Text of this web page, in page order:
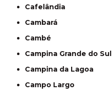
Cafelândia
Cambará
Cambé
Campina Grande do Sul
Campina da Lagoa
Campo Largo